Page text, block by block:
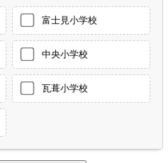
富士見小学校
中央小学校
瓦葺小学校